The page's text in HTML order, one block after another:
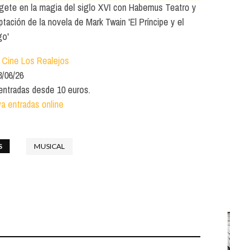
| La Laguna
Cultura
FESTIVAL TAGANANA 2026
en la magia del siglo XVI con Habemus Teatro y
de la novela de Mark Twain 'El Príncipe y el
Los Realejos
06/26
desde 10 euros.
entradas online
MUSICAL